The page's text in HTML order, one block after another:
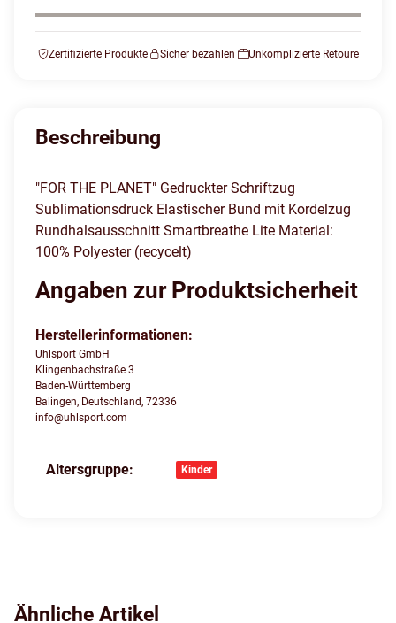
Zertifizierte Produkte Sicher bezahlen Unkomplizierte Retoure
Beschreibung
"FOR THE PLANET" Gedruckter Schriftzug
Sublimationsdruck Elastischer Bund mit Kordelzug
Rundhalsausschnitt Smartbreathe Lite Material:
100% Polyester (recycelt)
Angaben zur Produktsicherheit
Herstellerinformationen:
Uhlsport GmbH
Klingenbachstraße 3
Baden-Württemberg
Balingen, Deutschland, 72336
info@uhlsport.com
Produkteigenschaft
Wert
Altersgruppe: Kinder
Ähnliche Artikel